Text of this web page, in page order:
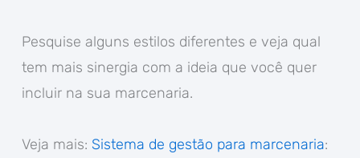
Pesquise alguns estilos diferentes e veja qual
tem mais sinergia com a ideia que você quer
incluir na sua marcenaria.
Veja mais: Sistema de gestão para marcenaria: